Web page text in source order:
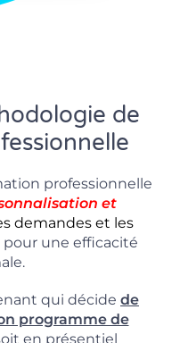
de
professionnelle
et
demandes et les
pour une efficacité
qui décide de
programme de
en présentiel